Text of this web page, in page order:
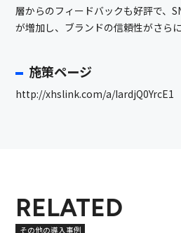
層からのフィードバックも好評で、
が増加し、ブランドの信頼性がさら
施策ページ
http://xhslink.com/a/IardjQ0YrcE1
RELATED
その他の導入事例